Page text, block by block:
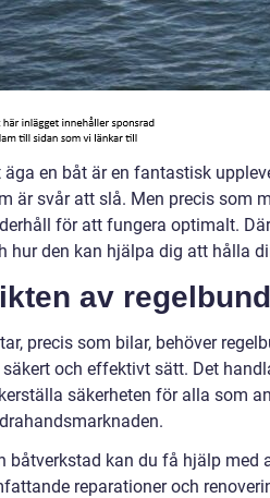
äga en båt är en fantastisk
är svår att slå. Men precis som
för att fungera optimalt.
hur den kan hjälpa dig att hålla
av
precis som bilar, behöver
säkert och effektivt sätt. Det
säkerheten för alla som
båtverkstad kan du få hjälp
reparationer och